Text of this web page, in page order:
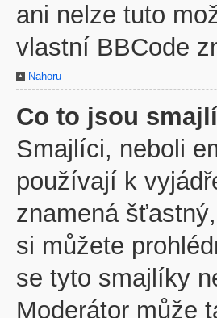
ani nelze tuto
vlastní BBCode
Nahoru
Co to jsou
Smajlíci, neboli
používají k
znamená
si můžete
se tyto smajlíky
Moderátor může